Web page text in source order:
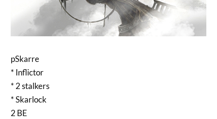
pSkarre
* Inflictor
* 2 stalkers
* Skarlock
2 BE